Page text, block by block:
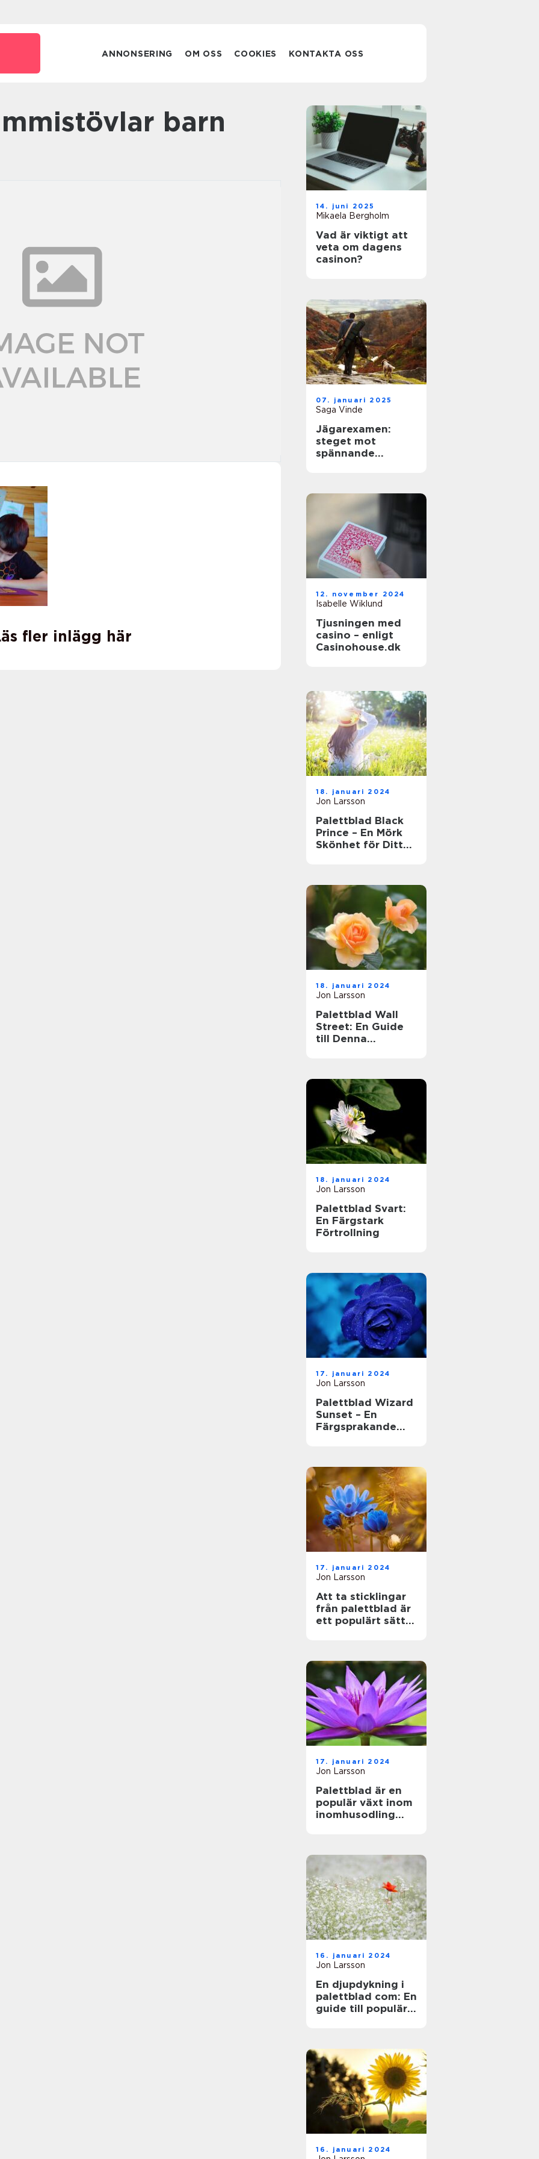
ANNONSERING OM OSS COOKIES KONTAKTA OSS
barn
fler inlägg här
14. juni 2025
Mikaela Bergholm
Vad är viktigt att
veta om dagens
casinon?
07. januari 2025
Saga Vinde
Jägarexamen:
steget mot
spännande
12. november 2024
Isabelle Wiklund
Tjusningen med
casino – enligt
Casinohouse.dk
18. januari 2024
Jon Larsson
Palettblad Black
Prince – En Mörk
Skönhet för Ditt
18. januari 2024
Jon Larsson
Palettblad Wall
Street: En Guide
till Denna
18. januari 2024
Jon Larsson
Palettblad Svart:
En Färgstark
Förtrollning
17. januari 2024
Jon Larsson
Palettblad Wizard
Sunset – En
Färgsprakande
17. januari 2024
Jon Larsson
Att ta sticklingar
från palettblad är
ett populärt sätt
17. januari 2024
Jon Larsson
Palettblad är en
populär växt inom
inomhusodling
sina vackra färger
och mönster
16. januari 2024
Jon Larsson
En djupdykning i
palettblad com: En
guide till populära
16. januari 2024